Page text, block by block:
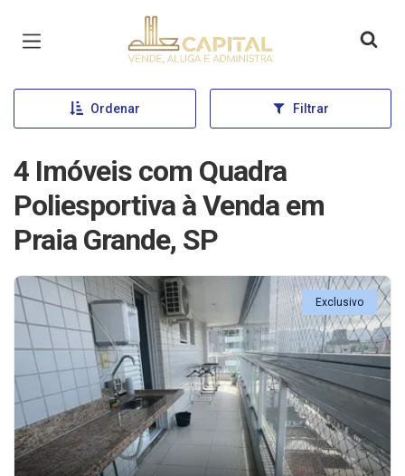
Página inicial
Ordenar Filtrar
4 Imóveis com Quadra
Poliesportiva à Venda em
Praia Grande, SP
Exclusivo